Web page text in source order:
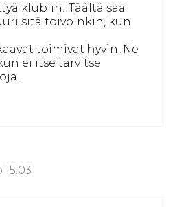
klubiin! Täältä saa
sitä toivoinkin, kun
toimivat hyvin. Ne
ei itse tarvitse
15:03